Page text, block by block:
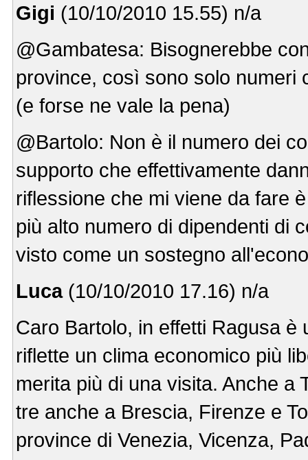
Gigi (10/10/2010 15.55) n/a
@Gambatesa: Bisognerebbe
province, così sono solo numeri
(e forse ne vale la pena)
@Bartolo: Non è il numero dei
supporto che effettivamente
riflessione che mi viene da fare
più alto numero di dipendenti di
visto come un sostegno
Luca(10/10/2010 17.16) n/a
Caro Bartolo, in effetti Ragusa
riflette un clima economico più
merita più di una visita. Anche a
tre anche a Brescia, Firenze e
province di Venezia, Vicenza,